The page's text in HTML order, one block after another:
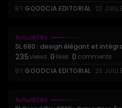
BY GOODCIA EDITORIAL 23
Actualités
SL 680 : design élégant et
235views 0 likes 0 comments
BY GOODCIA EDITORIAL 23
Actualités